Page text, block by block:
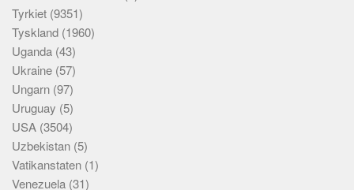
Tyrkiet (9351)
Tyskland (1960)
Uganda (43)
Ukraine (57)
Ungarn (97)
Uruguay (5)
USA (3504)
Uzbekistan (5)
Vatikanstaten (1)
Venezuela (31)